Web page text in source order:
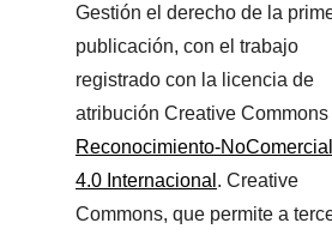
Gestión el derecho de la
publicación, con el trabajo
registrado con la licencia de
atribución Creative Commons
Reconocimiento-NoComercial
4.0 Internacional . Creative
Commons, que permite a